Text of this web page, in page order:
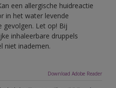
een allergische huidreactie
in het water levende
gevolgen. Let op! Bij
inhaleerbare druppels
niet inademen.
Download Adobe Reader